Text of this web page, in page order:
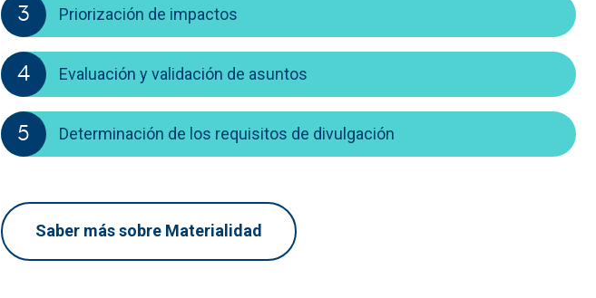
3 Priorización de impactos
4 Evaluación y validación de asuntos
5 Determinación de los requisitos de divulgación
Saber más sobre Materialidad